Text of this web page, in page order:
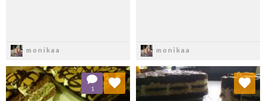
monikaa monikaa
1
Dodaj do ulubionych
Wybierz listę:
Dodaj do ulubionych
Wybierz listę: